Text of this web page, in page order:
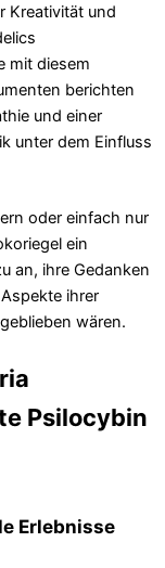
Kreativität und
mit diesem
berichten
und einer
unter dem Einfluss
oder einfach nur
ein
an, ihre Gedanken
ihrer
wären.
Psilocybin
Erlebnisse